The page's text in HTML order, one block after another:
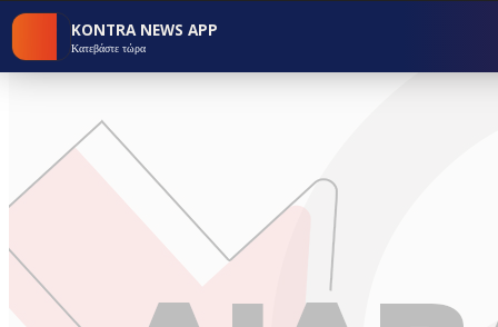
KONTRA NEWS APP
Κατεβάστε τώρα